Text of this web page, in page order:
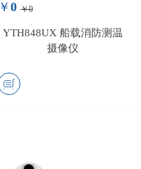
￥ 0 ￥0
YTH848UX 船载消防测温
摄像仪